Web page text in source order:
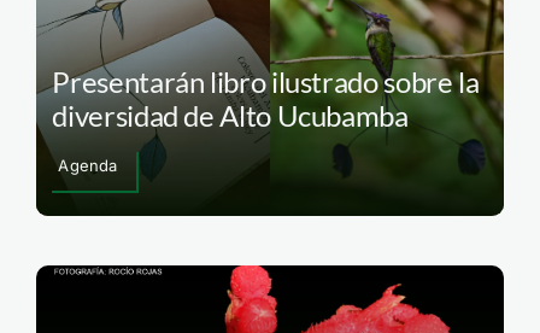
Presentarán libro ilustrado sobre la
diversidad de Alto Ucubamba
Agenda